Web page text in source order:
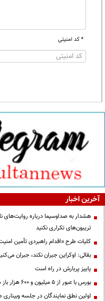
* کد امنیتی
آخرین اخبار
هشدار به صداوسیما درباره روایت‌های
تریبون‌های تکراری نکنید
کلیات طرح «اقدام راهبردی تأمین
بقائی: اوکراین جبران نکند، جبران
پاییز پربارش در راه است
بورس با عبور از ۵ میلیون و ۶۰۰ هزار باز هم رکورد تاریخی زد
اولین نطق نمایندگان در جلسه